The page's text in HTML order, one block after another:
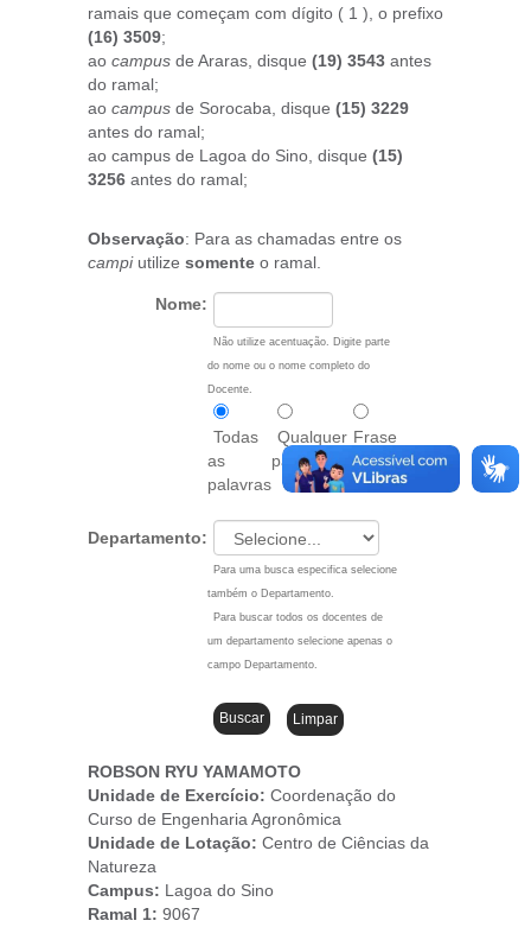
ramais que começam com dígito ( 1 ), o prefixo
(16) 3509;
ao campus de Araras, disque (19) 3543 antes
do ramal;
ao campus de Sorocaba, disque (15) 3229
antes do ramal;
ao campus de Lagoa do Sino, disque (15)
3256 antes do ramal;
Observação: Para as chamadas entre os
campiutilize somente o ramal.
Nome:
Não utilize acentuação. Digite parte
do nome ou o nome completo do
Docente.
Todas
as
palavras
Qualquer
palavra
Frase
exata
Departamento:
Para uma busca especifica selecione
também o Departamento.
Para buscar todos os docentes de
um departamento selecione apenas o
campo Departamento.
ROBSON RYU YAMAMOTO
Unidade de Exercício: Coordenação do
Curso de Engenharia Agronômica
Unidade de Lotação: Centro de Ciências da
Natureza
Campus: Lagoa do Sino
Ramal 1: 9067